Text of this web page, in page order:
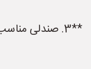
**3. صندلی مناسب:**